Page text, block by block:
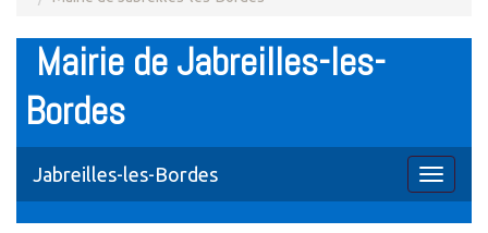
Mairie de Jabreilles-les-
Bordes
Toggle
Jabreilles-les-Bordes